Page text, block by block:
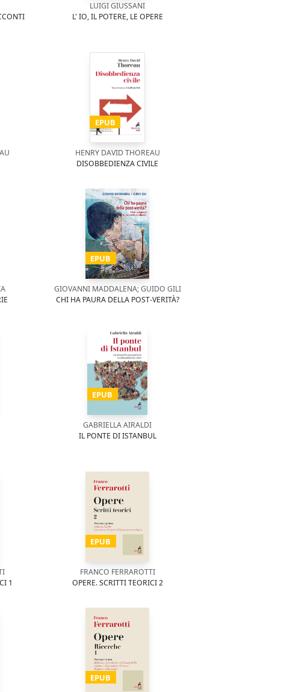
LUIGI GIUSSANI
L' IO, IL POTERE, LE OPERE
EPUB
HENRY DAVID THOREAU
DISOBBEDIENZA CIVILE
EPUB
GIOVANNI MADDALENA; GUIDO GILI
CHI HA PAURA DELLA POST-VERITÀ?
EPUB
GABRIELLA AIRALDI
IL PONTE DI ISTANBUL
1
EPUB
FRANCO FERRAROTTI
OPERE. SCRITTI TEORICI 2
EPUB